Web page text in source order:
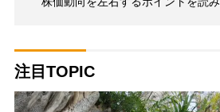
注目TOPIC